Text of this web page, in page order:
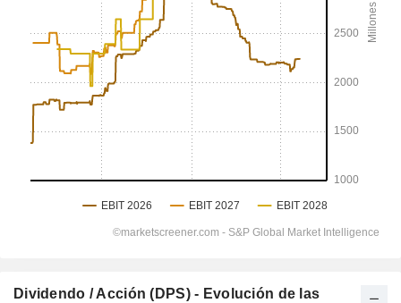
Dividendo / Acción (DPS) - Evolución de las